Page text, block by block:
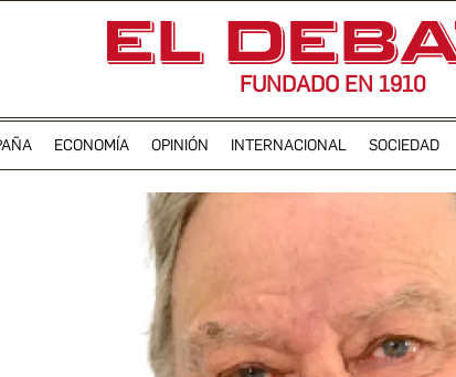
FUNDADO EN 1910
ECONOMÍA OPINIÓN INTERNACIONAL SOCIEDAD